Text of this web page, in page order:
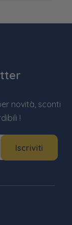
novità, sconti
!